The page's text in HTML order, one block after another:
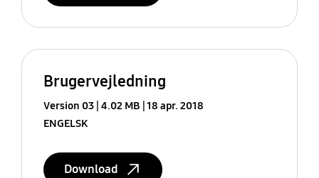
Brugervejledning
Version 03 4.02 MB 18 apr. 2018
ENGELSK
Download